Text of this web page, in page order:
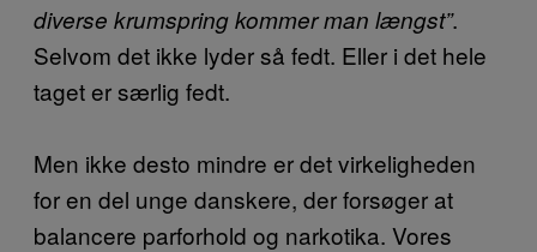
diverse krumspring kommer man længst”.
Selvom det ikke lyder så fedt. Eller i det hele
taget er særlig fedt.
Men ikke desto mindre er det virkeligheden
for en del unge danskere, der forsøger at
balancere parforhold og narkotika. Vores